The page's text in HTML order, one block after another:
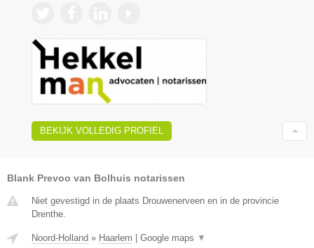
BEKIJK VOLLEDIG PROFIEL
Blank Prevoo van Bolhuis notarissen
Niet gevestigd in de plaats Drouwenerveen en in de provincie
Drenthe.
Noord-Holland » Haarlem Google maps ▼